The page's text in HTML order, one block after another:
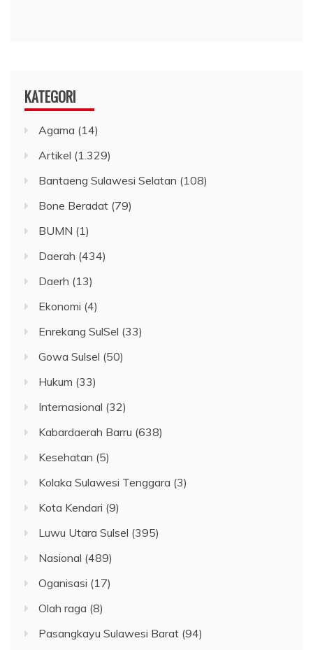
KATEGORI
Agama (14)
Artikel (1.329)
Bantaeng Sulawesi Selatan (108)
Bone Beradat (79)
BUMN (1)
Daerah (434)
Daerh (13)
Ekonomi (4)
Enrekang SulSel (33)
Gowa Sulsel (50)
Hukum (33)
Internasional (32)
Kabardaerah Barru (638)
Kesehatan (5)
Kolaka Sulawesi Tenggara (3)
Kota Kendari (9)
Luwu Utara Sulsel (395)
Nasional (489)
Oganisasi (17)
Olah raga (8)
Pasangkayu Sulawesi Barat (94)